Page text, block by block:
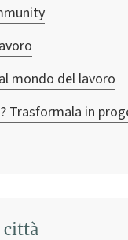
mondo del lavoro
Trasformala in
città